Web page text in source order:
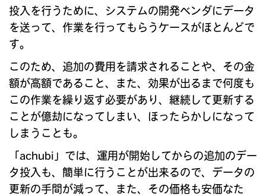
投入を行うために、システムの開発ベンダにデータ
を送って、作業を行ってもらうケースがほとんどで
す。
このため、追加の費用を請求されることや、その金
額が高額であること、また、効果が出るまで何度も
この作業を繰り返す必要があり、継続して更新する
ことが億劫になってしまい、ほったらかしになって
しまうことも。
「achubi」では、運用が開始してからの追加のデー
タ投入も、簡単に行うことが出来るので、データの
更新の手間が減って、また、その価格も安価なた